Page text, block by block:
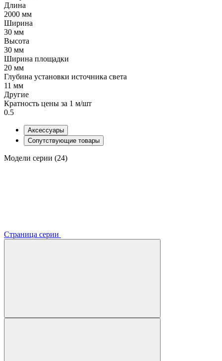
Длина
2000 мм
Ширина
30 мм
Высота
30 мм
Ширина площадки
20 мм
Глубина установки источника света
11 мм
Другие
Кратность цены за 1 м/шт
0.5
Аксессуары
Сопутствующие товары
Модели серии (24)
Страница серии